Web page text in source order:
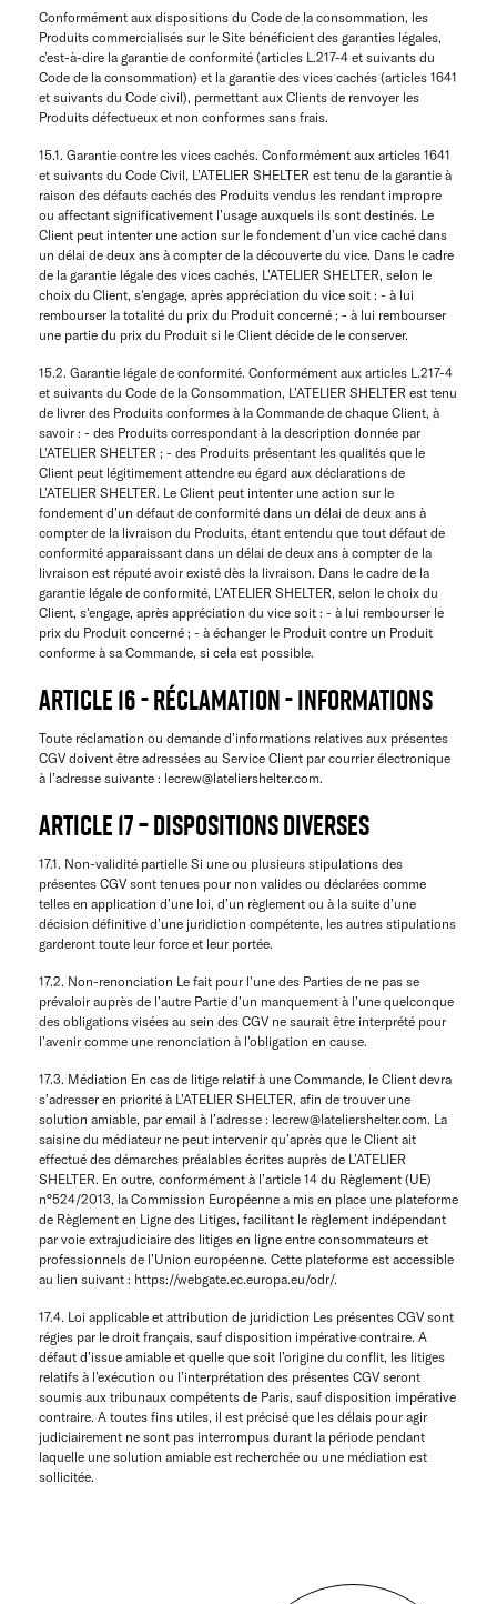
Conformément aux dispositions du Code de la consommation, les
Produits commercialisés sur le Site bénéficient des garanties légales,
c’est-à-dire la garantie de conformité (articles L.217-4 et suivants du
Code de la consommation) et la garantie des vices cachés (articles 1641
et suivants du Code civil), permettant aux Clients de renvoyer les
Produits défectueux et non conformes sans frais.
15.1. Garantie contre les vices cachés. Conformément aux articles 1641
et suivants du Code Civil, L’ATELIER SHELTER est tenu de la garantie à
raison des défauts cachés des Produits vendus les rendant impropre
ou affectant significativement l’usage auxquels ils sont destinés. Le
Client peut intenter une action sur le fondement d’un vice caché dans
un délai de deux ans à compter de la découverte du vice. Dans le cadre
de la garantie légale des vices cachés, L’ATELIER SHELTER, selon le
choix du Client, s'engage, après appréciation du vice soit : - à lui
rembourser la totalité du prix du Produit concerné ; - à lui rembourser
une partie du prix du Produit si le Client décide de le conserver.
15.2. Garantie légale de conformité. Conformément aux articles L.217-4
et suivants du Code de la Consommation, L’ATELIER SHELTER est tenu
de livrer des Produits conformes à la Commande de chaque Client, à
savoir : - des Produits correspondant à la description donnée par
L’ATELIER SHELTER ; - des Produits présentant les qualités que le
Client peut légitimement attendre eu égard aux déclarations de
L’ATELIER SHELTER. Le Client peut intenter une action sur le
fondement d’un défaut de conformité dans un délai de deux ans à
compter de la livraison du Produits, étant entendu que tout défaut de
conformité apparaissant dans un délai de deux ans à compter de la
livraison est réputé avoir existé dès la livraison. Dans le cadre de la
garantie légale de conformité, L’ATELIER SHELTER, selon le choix du
Client, s'engage, après appréciation du vice soit : - à lui rembourser le
prix du Produit concerné ; - à échanger le Produit contre un Produit
conforme à sa Commande, si cela est possible.
ARTICLE 16 - RÉCLAMATION - INFORMATIONS
Toute réclamation ou demande d’informations relatives aux présentes
CGV doivent être adressées au Service Client par courrier électronique
à l’adresse suivante : lecrew@lateliershelter.com.
ARTICLE 17 – DISPOSITIONS DIVERSES
17.1. Non-validité partielle Si une ou plusieurs stipulations des
présentes CGV sont tenues pour non valides ou déclarées comme
telles en application d’une loi, d’un règlement ou à la suite d’une
décision définitive d’une juridiction compétente, les autres stipulations
garderont toute leur force et leur portée.
17.2. Non-renonciation Le fait pour l’une des Parties de ne pas se
prévaloir auprès de l’autre Partie d’un manquement à l’une quelconque
des obligations visées au sein des CGV ne saurait être interprété pour
l’avenir comme une renonciation à l’obligation en cause.
17.3. Médiation En cas de litige relatif à une Commande, le Client devra
s’adresser en priorité à L’ATELIER SHELTER, afin de trouver une
solution amiable, par email à l’adresse : lecrew@lateliershelter.com. La
saisine du médiateur ne peut intervenir qu’après que le Client ait
effectué des démarches préalables écrites auprès de L’ATELIER
SHELTER. En outre, conformément à l’article 14 du Règlement (UE)
n°524/2013, la Commission Européenne a mis en place une plateforme
de Règlement en Ligne des Litiges, facilitant le règlement indépendant
par voie extrajudiciaire des litiges en ligne entre consommateurs et
professionnels de l’Union européenne. Cette plateforme est accessible
au lien suivant : https://webgate.ec.europa.eu/odr/.
17.4. Loi applicable et attribution de juridiction Les présentes CGV sont
régies par le droit français, sauf disposition impérative contraire. A
défaut d’issue amiable et quelle que soit l’origine du conflit, les litiges
relatifs à l’exécution ou l’interprétation des présentes CGV seront
soumis aux tribunaux compétents de Paris, sauf disposition impérative
contraire. A toutes fins utiles, il est précisé que les délais pour agir
judiciairement ne sont pas interrompus durant la période pendant
laquelle une solution amiable est recherchée ou une médiation est
sollicitée.